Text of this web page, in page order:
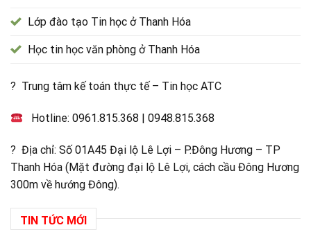
Lớp đào tạo Tin học ở Thanh Hóa
Học tin học văn phòng ở Thanh Hóa
? Trung tâm kế toán thực tế – Tin học ATC
Hotline:0961.815.368 |0948.815.368
? Địa chỉ: Số 01A45 Đại lộ Lê Lợi – P.Đông Hương – TP
Thanh Hóa (Mặt đường đại lộ Lê Lợi, cách cầu Đông Hương
300m về hướng Đông).
TIN TỨC MỚI